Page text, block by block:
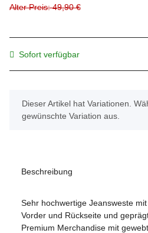
Alter Preis: 49,90 €
Sofort verfügbar
x
Dieser Artikel hat Variationen.
gewünschte Variation aus.
Beschreibung
Sehr hochwertige Jeansweste
Vorder und Rückseite und
Premium Merchandise mit